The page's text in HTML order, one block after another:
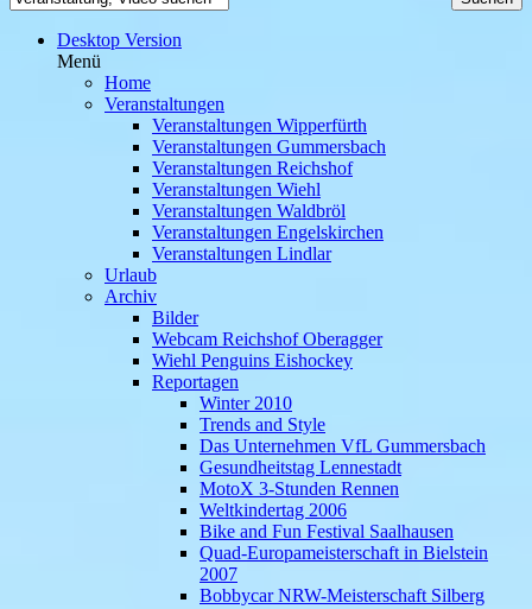
Desktop Version
Menü
Home
Veranstaltungen
Veranstaltungen Wipperfürth
Veranstaltungen Gummersbach
Veranstaltungen Reichshof
Veranstaltungen Wiehl
Veranstaltungen Waldbröl
Veranstaltungen Engelskirchen
Veranstaltungen Lindlar
Urlaub
Archiv
Bilder
Webcam Reichshof Oberagger
Wiehl Penguins Eishockey
Reportagen
Winter 2010
Trends and Style
Das Unternehmen VfL Gummersbach
Gesundheitstag Lennestadt
MotoX 3-Stunden Rennen
Weltkindertag 2006
Bike and Fun Festival Saalhausen
Quad-Europameisterschaft in Bielstein
2007
Bobbycar NRW-Meisterschaft Silberg